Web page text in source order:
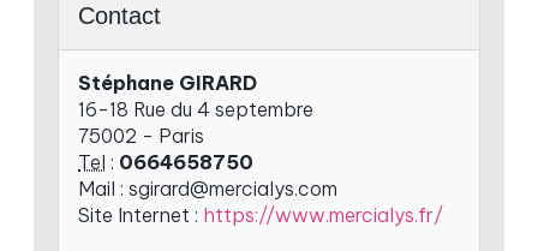
Contact
Stéphane GIRARD
16-18 Rue du 4 septembre
75002 - Paris
Tel : 0664658750
Mail : sgirard@mercialys.com
Site Internet : https://www.mercialys.fr/